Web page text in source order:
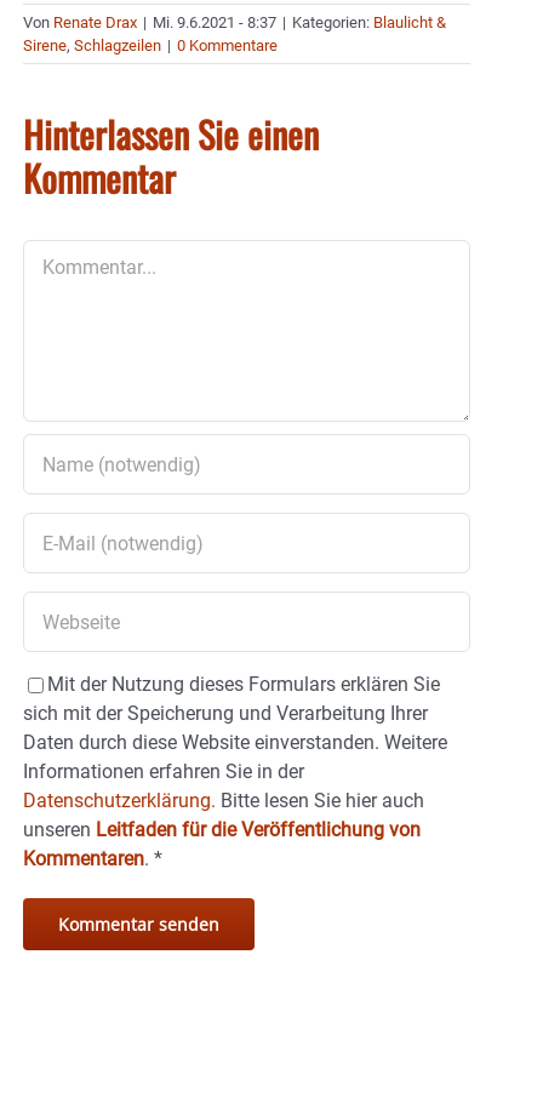
Von Renate Drax | Mi. 9.6.2021 - 8:37 | Kategorien: Blaulicht &
Sirene, Schlagzeilen | 0 Kommentare
Hinterlassen Sie einen
Kommentar
Mit der Nutzung dieses Formulars erklären Sie
sich mit der Speicherung und Verarbeitung Ihrer
Daten durch diese Website einverstanden. Weitere
Informationen erfahren Sie in der
Datenschutzerklärung. Bitte lesen Sie hier auch
unseren Leitfaden für die Veröffentlichung von
Kommentaren. *